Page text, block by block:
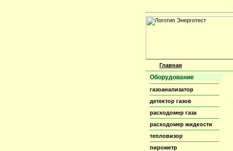
Главная
Оборудование
газоанализатор
детектор газов
расходомер газа
расходомер жидкости
тепловизор
пирометр